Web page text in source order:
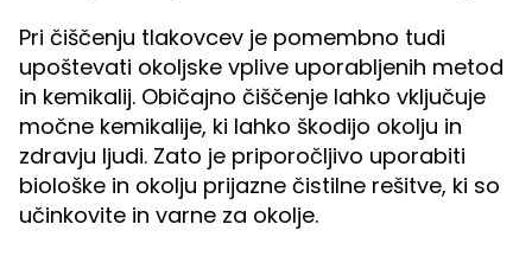
Pri čiščenju tlakovcev je pomembno tudi
upoštevati okoljske vplive uporabljenih metod
in kemikalij. Običajno čiščenje lahko vključuje
močne kemikalije, ki lahko škodijo okolju in
zdravju ljudi. Zato je priporočljivo uporabiti
biološke in okolju prijazne čistilne rešitve, ki so
učinkovite in varne za okolje.